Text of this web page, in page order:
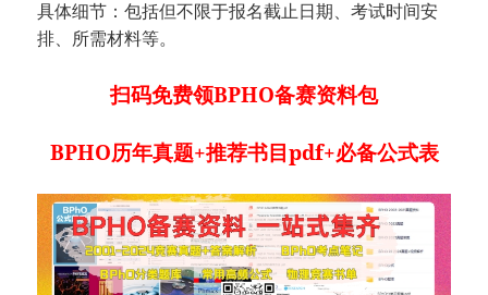
具体细节：包括但不限于报名截止日期、考试时间安
排、所需材料等。
扫码免费领BPHO备赛资料包
BPHO历年真题+推荐书目pdf+必备公式表